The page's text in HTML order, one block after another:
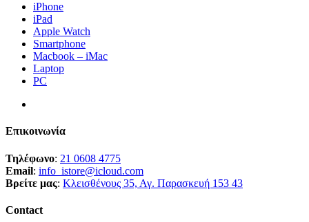
iPhone
iPad
Apple Watch
Smartphone
Macbook – iMac
Laptop
PC
Επικοινωνία
Τηλέφωνο: 21 0608 4775
Email: info_istore@icloud.com
Βρείτε μας: Κλεισθένους 35, Αγ. Παρασκευή 153 43
Contact